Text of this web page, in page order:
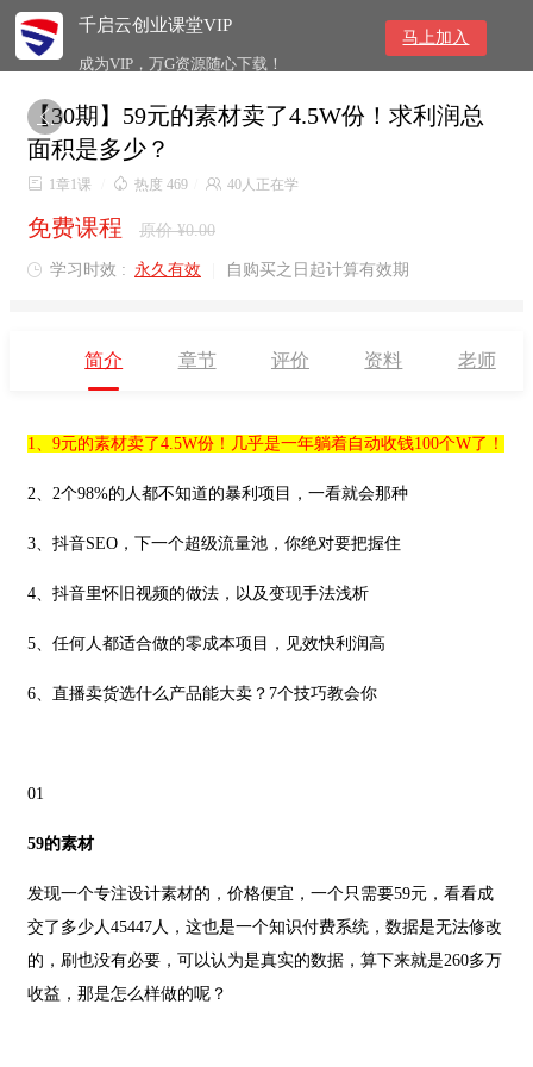
千启云创业课堂VIP
成为VIP，万G资源随心下载！
马上加入

【30期】59元的素材卖了4.5W份！求利润总
面积是多少？
 1章1课  热度 469  40人正在学
免费课程 原价 ¥0.00
 学习时效 : 永久有效 自购买之日起计算有效期
简介 章节 评价 资料 老师
1、9元的素材卖了4.5W份！几乎是一年躺着自动收钱100个W了！
2、2个98%的人都不知道的暴利项目，一看就会那种
3、抖音SEO，下一个超级流量池，你绝对要把握住
4、抖音里怀旧视频的做法，以及变现手法浅析
5、任何人都适合做的零成本项目，见效快利润高
6、 直播卖货选什么产品能大卖？7个技巧教会你
01
59的素材
发现一个专注设计素材的，价格便宜，一个只需要59元，看看成
交了多少人45447人，这也是一个知识付费系统，数据是无法修改
的，刷也没有必要，可以认为是真实的数据，算下来就是260多万
收益，那是怎么样做的呢？